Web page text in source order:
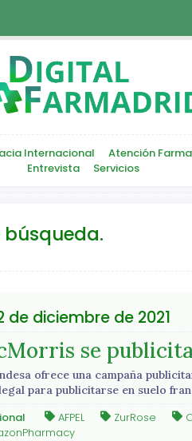
Internacional Atención
Entrevista
Servicios
diciembre de 2021
se
ofrece una campaña
para publicitarse en suelo
AFPEL ZurRose